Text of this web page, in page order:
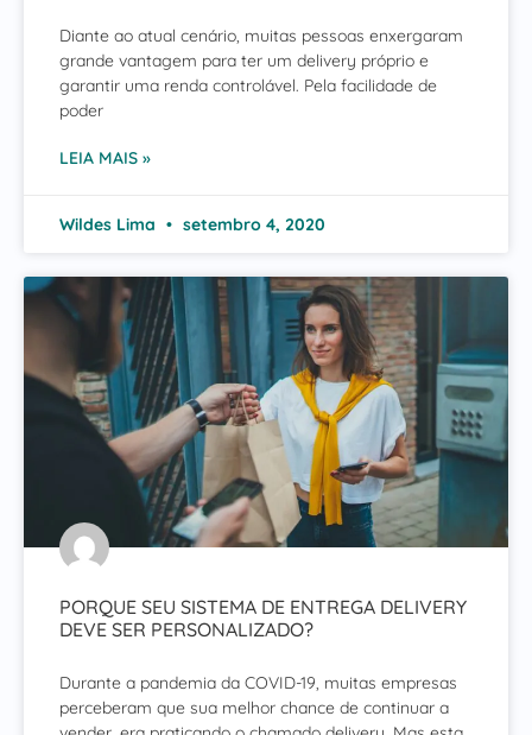
Diante ao atual cenário, muitas pessoas enxergaram
grande vantagem para ter um delivery próprio e
garantir uma renda controlável. Pela facilidade de
poder
LEIA MAIS »
Wildes Lima setembro 4, 2020
PORQUE SEU SISTEMA DE ENTREGA DELIVERY
DEVE SER PERSONALIZADO?
Durante a pandemia da COVID-19, muitas empresas
perceberam que sua melhor chance de continuar a